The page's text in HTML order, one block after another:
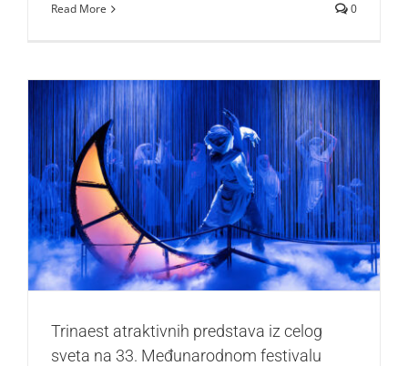
Read More 0
Trinaest atraktivnih predstava iz celog sveta na 33.
Međunarodnom festivalu pozorišta za decu Subotica
Život i zabava
Trinaest atraktivnih predstava iz celog
sveta na 33. Međunarodnom festivalu